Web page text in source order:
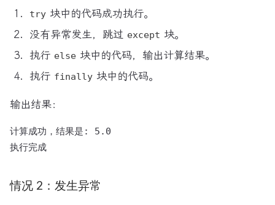
try 块中的代码成功执行。
没有异常发生，跳过 except 块。
执行 else 块中的代码，输出计算结果。
执行 finally 块中的代码。
输出结果：
计算成功，结果是: 5.0
情况 2：发生异常